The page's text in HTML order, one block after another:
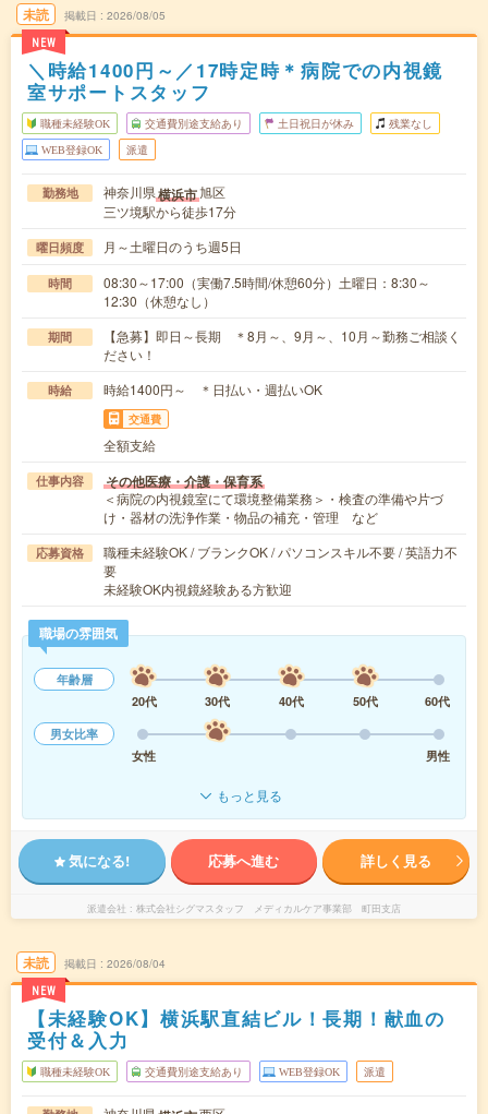
未読
NEW
掲載日 2026/08/05
＼時給1400円～／17時定時＊病院での内視鏡
室サポートスタッフ
職種未経験OK 交通費別途支給あり 土日祝日が休み 残業なし
WEB登録OK 派遣
勤務地 神奈川県横浜市旭区
三ツ境駅から徒歩17分
曜日頻度 月～土曜日のうち週5日
時間
08:30～17:00（実働7.5時間/休憩60分）土曜日：8:30～
12:30（休憩なし）
期間
【急募】即日～長期 ＊8月～、9月～、10月～勤務ご相談く
ださい！
時給 時給1400円～ ＊日払い・週払いOK
交通費
全額支給
仕事内容 その他医療・介護・保育系
＜病院の内視鏡室にて環境整備業務＞・検査の準備や片づ
け・器材の洗浄作業・物品の補充・管理 など
応募資格
職種未経験OK / ブランクOK / パソコンスキル不要 / 英語力不
要
未経験OK内視鏡経験ある方歓迎
職場の雰囲気
年齢層
20代
30代 40代 50代
60代
男女比率
女性
男性
もっと見る
気になる! 応募へ進む 詳しく見る
派遣会社 株式会社シグマスタッフ メディカルケア事業部 町田支店
未読
NEW
掲載日 2026/08/04
【未経験OK】横浜駅直結ビル！長期！献血の
受付＆入力
職種未経験OK 交通費別途支給あり WEB登録OK 派遣